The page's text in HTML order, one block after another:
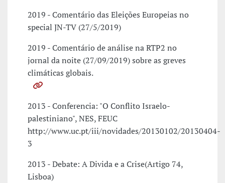
2019 - Comentário das Eleições Europeias no
special JN-TV (27/5/2019)
2019 - Comentário de análise na RTP2 no
jornal da noite (27/09/2019) sobre as greves
climáticas globais.
2013 - Conferencia: "O Conflito Israelo-
palestiniano", NES, FEUC
http://www.uc.pt/iii/novidades/20130102/20130404-
3
2013 - Debate: A Divida e a Crise(Artigo 74,
Lisboa)